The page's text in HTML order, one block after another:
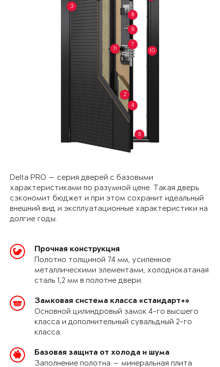
2
3
4
6
7
8
9
10
11
Delta PRO — серия дверей с базовыми
характеристиками по разумной цене. Такая дверь
сэкономит бюджет и при этом сохранит идеальный
внешний вид и эксплуатационные характеристики на
долгие годы.
Прочная конструкция
Полотно толщиной 74 мм, усиленное
металлическими элементами, холоднокатаная
сталь 1,2 мм в полотне двери.
Замковая система класса «стандарт+»
Основной цилиндровый замок 4-го высшего
класса и дополнительный сувальдный 2-го
класса.
Базовая защита от холода и шума
Заполнение полотна — минеральная плита